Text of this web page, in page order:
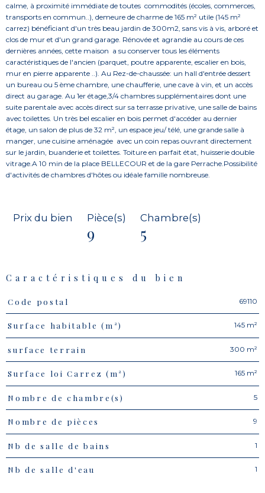
calme, à proximité immédiate de toutes commodités (écoles, commerces,
transports en commun..), demeure de charme de 165 m² utile (145 m²
carrez) bénéficiant d'un très beau jardin de 300m2, sans vis à vis, arboré et
clos de mur et d'un grand garage. Rénovée et agrandie au cours de ces
dernières années, cette maison a su conserver tous les éléments
caractéristiques de l'ancien (parquet, poutre apparente, escalier en bois,
mur en pierre apparente ..). Au Rez-de-chaussée: un hall d'entrée dessert
un bureau ou 5 ème chambre, une chaufferie, une cave à vin, et un accès
direct au garage. Au 1er étage,3/4 chambres supplémentaires dont une
suite parentale avec accès direct sur sa terrasse privative, une salle de bains
avec toilettes. Un très bel escalier en bois permet d'accéder au dernier
étage, un salon de plus de 32 m², un espace jeu/ télé, une grande salle à
manger, une cuisine aménagée avec un coin repas ouvrant directement
sur le jardin, buanderie et toilettes. Toiture en parfait état, huisserie double
vitrage.A 10 min de la place BELLECOUR et de la gare Perrache.Possibilité
d'activités de chambres d'hôtes ou idéale famille nombreuse.
Prix du bien Pièce(s)
9
Chambre(s)
5
Caractéristiques du bien
Caractéristiques Valeurs
Code postal 69110
Surface habitable (m²) 145 m²
surface terrain 300 m²
Surface loi Carrez (m²) 165 m²
Nombre de chambre(s) 5
Nombre de pièces 9
Nb de salle de bains 1
Nb de salle d'eau 1